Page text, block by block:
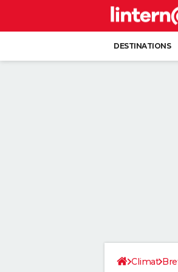
DESTINATIONS
Climat